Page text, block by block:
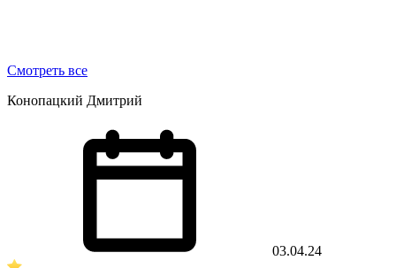
Смотреть все
Конопацкий Дмитрий
03.04.24